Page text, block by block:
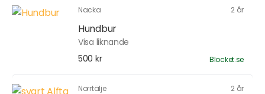
Nacka 2 år
Hundbur
Visa liknande
500 kr
Blocket.se
Norrtälje 2 år